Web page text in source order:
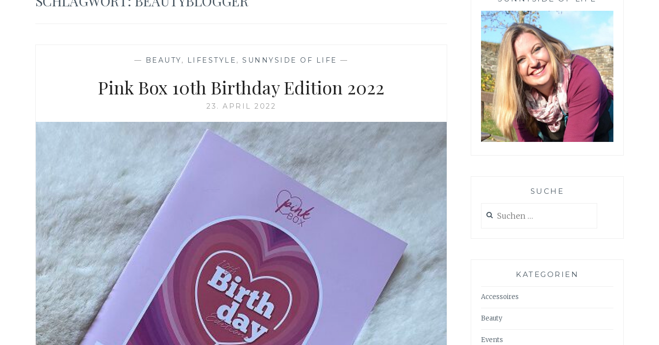
— BEAUTY, LIFESTYLE , SUNNYSIDE OF LIFE —
Pink Box 10th Birthday Edition 2022
23. APRIL 2022
SUCHE
nach:
KATEGORIEN
Accessoires
Beauty
Events